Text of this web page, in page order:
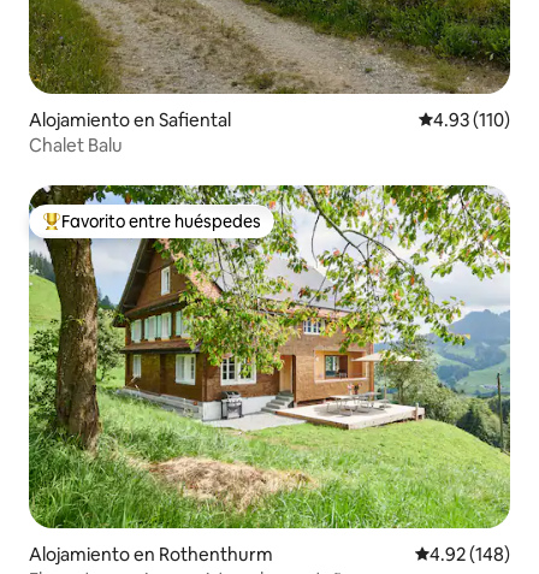
Alojamiento en Safiental Calificación
4.93 (110)
Chalet Balu
Favorito entre huéspedes preferido
Favorito entre huéspedes
Alojamiento en Rothenthurm Calificación
4.92 (148)